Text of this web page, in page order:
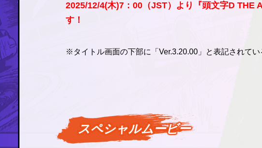
2025/12/4(木)7：00（JST）より『頭文字D THE
す！
※タイトル画面の下部に「Ver.3.20.00」と表記されてい
スペシャルムービー